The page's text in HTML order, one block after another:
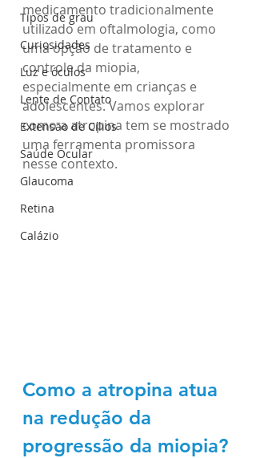
Tipos de grau
Curiosidades
Luz e óculos
Lente de Contato
Extensão de Cílios
Saúde Ocular
Glaucoma
Retina
Calázio
medicamento tradicionalmente
utilizado em oftalmologia, como
uma opção de tratamento e
controle da miopia,
especialmente em crianças e
adolescentes. Vamos explorar
como a atropina tem se mostrado
uma ferramenta promissora
nesse contexto.
Como a atropina atua
na redução da
progressão da miopia?